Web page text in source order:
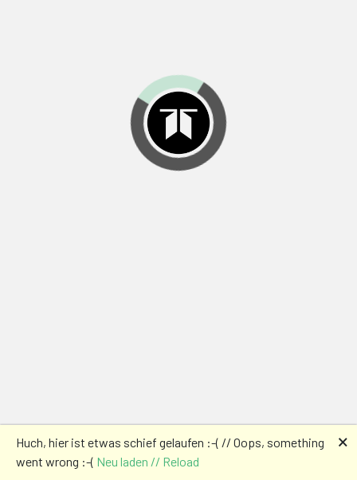
Huch, hier ist etwas schief gelaufen :-( // Oops, something
went wrong :-( Neu laden // Reload
🗙